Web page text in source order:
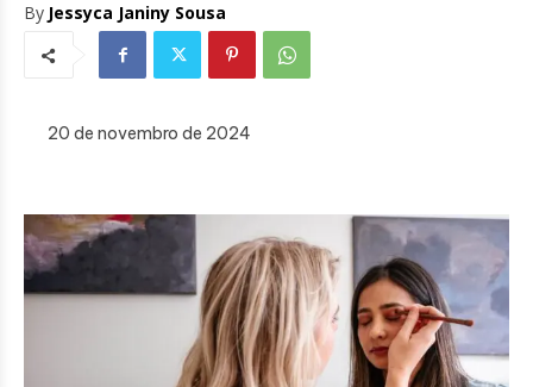
By Jessyca Janiny Sousa
20 de novembro de 2024